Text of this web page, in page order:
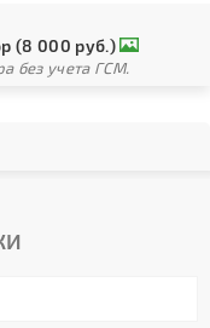
(8 000 руб.)
без учета ГСМ.